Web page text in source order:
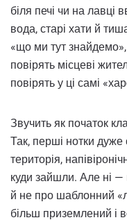
біля печі чи на лавці
вода, старі хати й
«що ми тут
повірять місцеві
повірять у ці самі
Звучить як початок
Так, перші нотки дуже
територія,
куди зайшли. Але ні
й не про шаблонний
більш приземлений і